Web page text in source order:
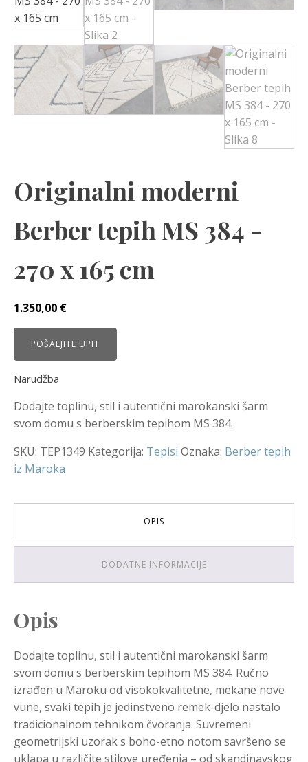
Originalni moderni
Berber tepih MS 384 -
270 x 165 cm
1.350,00 €
POŠALJITE UPIT
Narudžba
Dodajte toplinu, stil i autentični marokanski šarm
svom domu s berberskim tepihom MS 384.
SKU: TEP1349 Kategorija: Tepisi Oznaka: Berber tepih
iz Maroka
OPIS
DODATNE INFORMACIJE
Opis
Dodajte toplinu, stil i autentični marokanski šarm
svom domu s berberskim tepihom MS 384. Ručno
izrađen u Maroku od visokokvalitetne, mekane nove
vune, svaki tepih je jedinstveno remek-djelo nastalo
tradicionalnom tehnikom čvoranja. Suvremeni
geometrijski uzorak s boho-etno notom savršeno se
uklapa u različite stilove uređenja – od skandinavskog